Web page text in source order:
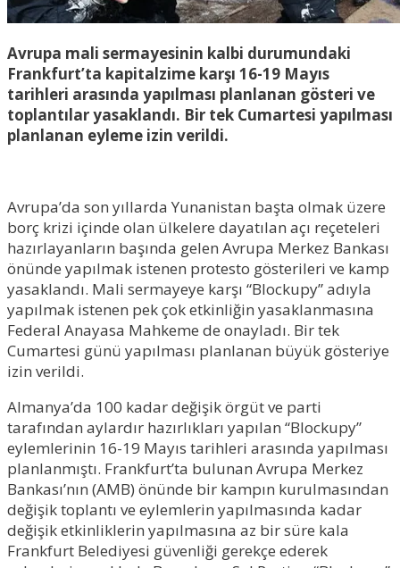
Avrupa mali sermayesinin kalbi durumundaki
Frankfurt’ta kapitalzime karşı 16-19 Mayıs
tarihleri arasında yapılması planlanan gösteri ve
toplantılar yasaklandı. Bir tek Cumartesi yapılması
planlanan eyleme izin verildi.
Avrupa’da son yıllarda Yunanistan başta olmak üzere
borç krizi içinde olan ülkelere dayatılan açı reçeteleri
hazırlayanların başında gelen Avrupa Merkez Bankası
önünde yapılmak istenen protesto gösterileri ve kamp
yasaklandı. Mali sermayeye karşı “Blockupy” adıyla
yapılmak istenen pek çok etkinliğin yasaklanmasına
Federal Anayasa Mahkeme de onayladı. Bir tek
Cumartesi günü yapılması planlanan büyük gösteriye
izin verildi.
Almanya’da 100 kadar değişik örgüt ve parti
tarafından aylardır hazırlıkları yapılan “Blockupy”
eylemlerinin 16-19 Mayıs tarihleri arasında yapılması
planlanmıştı. Frankfurt’ta bulunan Avrupa Merkez
Bankası’nın (AMB) önünde bir kampın kurulmasından
değişik toplantı ve eylemlerin yapılmasında kadar
değişik etkinliklerin yapılmasına az bir süre kala
Frankfurt Belediyesi güvenliği gerekçe ederek